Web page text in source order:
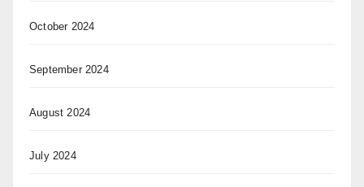
October 2024
September 2024
August 2024
July 2024